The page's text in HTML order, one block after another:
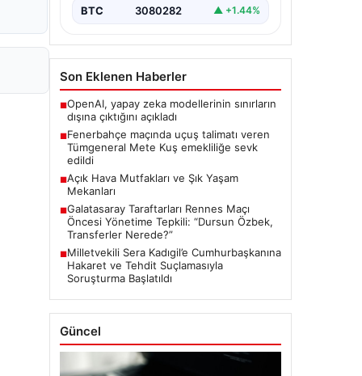
BTC 3080282 ▲ +1.44%
Son Eklenen Haberler
■OpenAI, yapay zeka modellerinin sınırların
dışına çıktığını açıkladı
■Fenerbahçe maçında uçuş talimatı veren
Tümgeneral Mete Kuş emekliliğe sevk
edildi
■Açık Hava Mutfakları ve Şık Yaşam
Mekanları
■Galatasaray Taraftarları Rennes Maçı
Öncesi Yönetime Tepkili: “Dursun Özbek,
Transferler Nerede?”
■Milletvekili Sera Kadıgil’e Cumhurbaşkanına
Hakaret ve Tehdit Suçlamasıyla
Soruşturma Başlatıldı
Güncel